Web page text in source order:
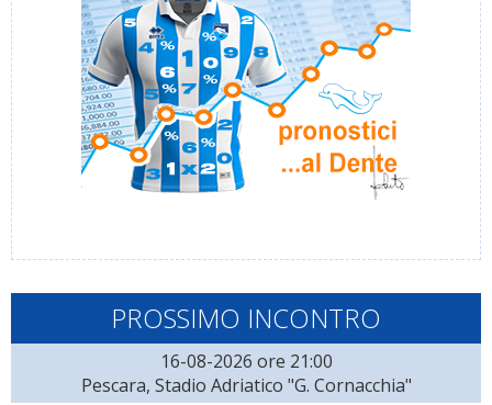
PROSSIMO INCONTRO
16-08-2026 ore 21:00
Pescara, Stadio Adriatico "G. Cornacchia"